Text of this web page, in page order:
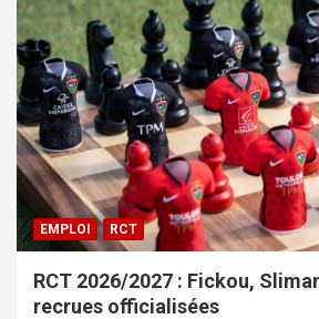
EMPLOI RCT
RCT 2026/2027 : Fickou,
recrues officialisées